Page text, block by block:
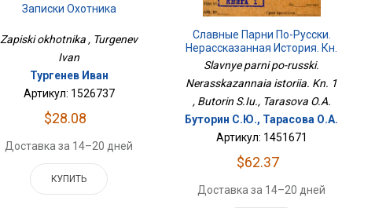
Записки Охотника
Zapiski okhotnika , Turgenev
Ivan
Тургенев Иван
Артикул: 1526737
$28.08
Доставка за 14–20 дней
КУПИТЬ
Славные Парни По-Русски.
Нерассказанная История. Кн.
1
Slavnye parni po-russki.
Nerasskazannaia istoriia. Kn. 1
, Butorin S.Iu., Tarasova O.A.
Буторин С.Ю., Тарасова О.А.
Артикул: 1451671
$62.37
Доставка за 14–20 дней